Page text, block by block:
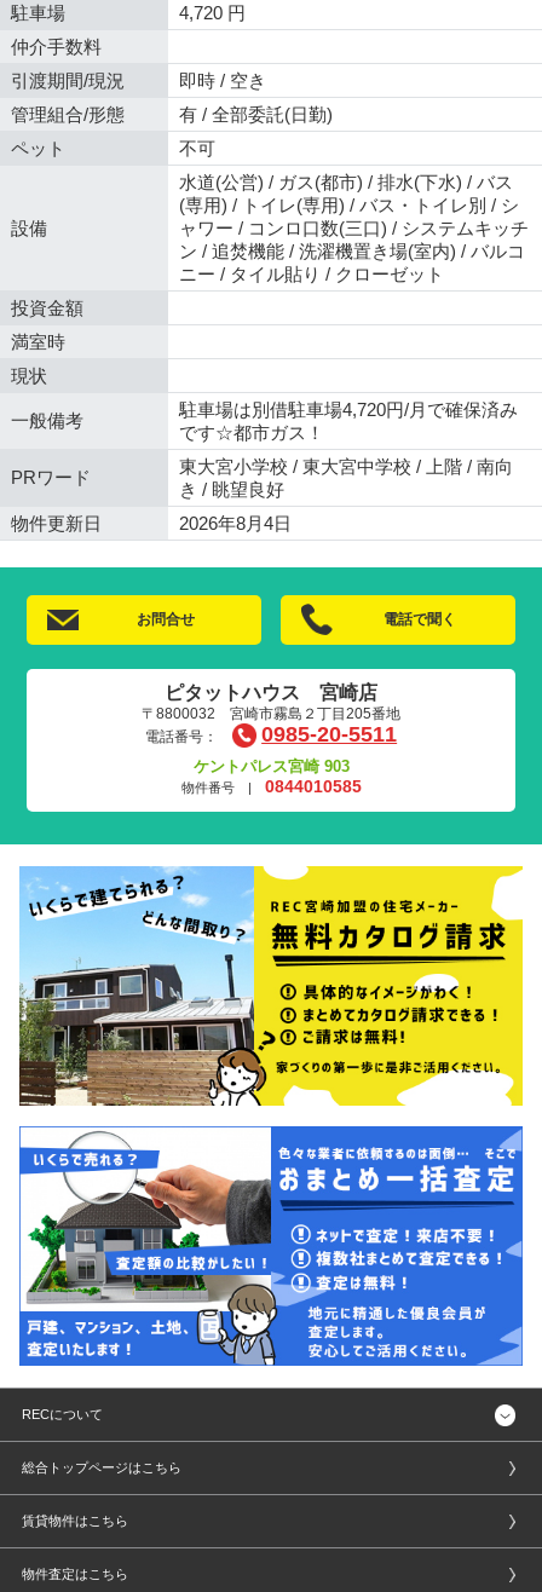
駐車場
4,720 円
仲介手数料
引渡期間/現況
即時 / 空き
管理組合/形態
有 / 全部委託(日勤)
ペット
不可
設備
水道(公営) / ガス(都市) / 排水(下水) / バス
(専用) / トイレ(専用) / バス・トイレ別 / シ
ャワー / コンロ口数(三口) / システムキッチ
ン / 追焚機能 / 洗濯機置き場(室内) / バルコ
ニー / タイル貼り / クローゼット
投資金額
満室時
現状
一般備考
駐車場は別借駐車場4,720円/月で確保済み
です☆都市ガス！
PRワード
東大宮小学校 / 東大宮中学校 / 上階 / 南向
き / 眺望良好
物件更新日
2026年8月4日
お問合せ 電話で聞く
ピタットハウス 宮崎店
〒8800032 宮崎市霧島２丁目205番地
電話番号：
0985-20-5511
ケントパレス宮崎 903
物件番号 | 0844010585
RECについて
総合トップページはこちら
賃貸物件はこちら
物件査定はこちら